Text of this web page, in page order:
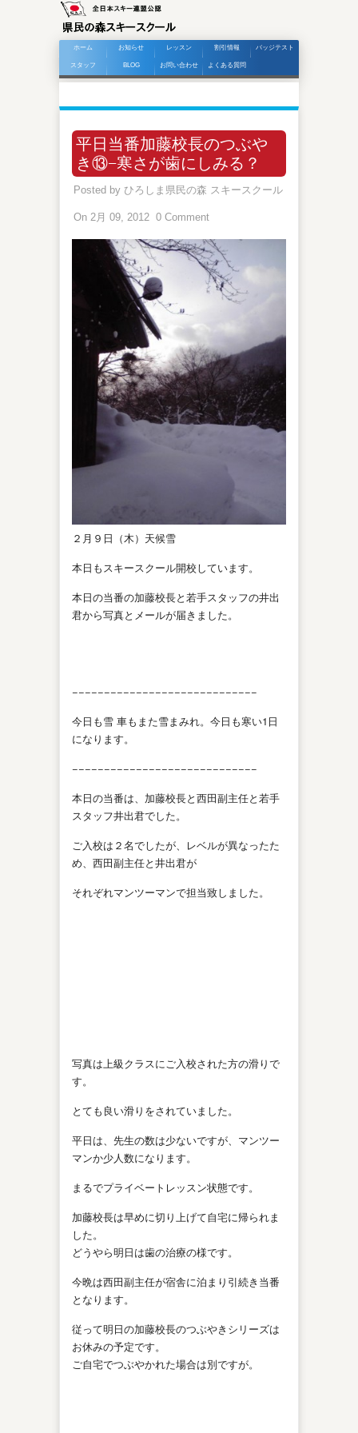
ホーム お知らせ レッスン 割引情報 バッジテスト
スタッフ BLOG お問い合わせ よくある質問
平日当番加藤校長のつぶや
き⑬−寒さが歯にしみる？
Posted by ひろしま県民の森 スキースクール
On 2月 09, 2012 0 Comment
２月９日（木）天候雪
本日もスキースクール開校しています。
本日の当番の加藤校長と若手スタッフの井出
君から写真とメールが届きました。
−−−−−−−−−−−−−−−−−−−−−−−−−−−−−
今日も雪 車もまた雪まみれ。今日も寒い1日
になります。
−−−−−−−−−−−−−−−−−−−−−−−−−−−−−
本日の当番は、加藤校長と西田副主任と若手
スタッフ井出君でした。
ご入校は２名でしたが、レベルが異なったた
め、西田副主任と井出君が
それぞれマンツーマンで担当致しました。
写真は上級クラスにご入校された方の滑りで
す。
とても良い滑りをされていました。
平日は、先生の数は少ないですが、マンツー
マンか少人数になります。
まるでプライベートレッスン状態です。
加藤校長は早めに切り上げて自宅に帰られま
した。
どうやら明日は歯の治療の様です。
今晩は西田副主任が宿舎に泊まり引続き当番
となります。
従って明日の加藤校長のつぶやきシリーズは
お休みの予定です。
ご自宅でつぶやかれた場合は別ですが。